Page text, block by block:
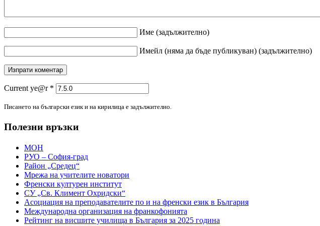
Име (задължително)
Имейл (няма да бъде публикуван) (задължително)
Current ye@r *
Писането на български език и на кирилица е задължително.
Полезни връзки
МОН
РУО – София-град
Район „Средец“
Мрежа на учителите новатори
Френски културен институт
СУ „Св. Климент Охридски“
Асоциация на преподавателите по и на френски език в България
Международна организация на франкофонията
Рейтинг на висшите училища в България за 2025 година